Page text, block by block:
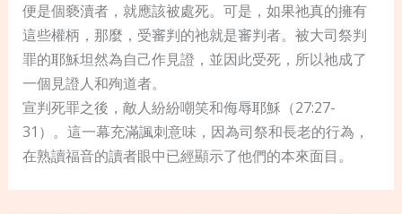
便是個褻瀆者，就應該被處死。可是，如果祂真的擁有
這些權柄，那麼，受審判的祂就是審判者。被大司祭判
罪的耶穌坦然為自己作見證，並因此受死，所以祂成了
一個見證人和殉道者。
宣判死罪之後，敵人紛紛嘲笑和侮辱耶穌（27:27-
31）。這一幕充滿諷刺意味，因為司祭和長老的行為，
在熟讀福音的讀者眼中已經顯示了他們的本來面目。